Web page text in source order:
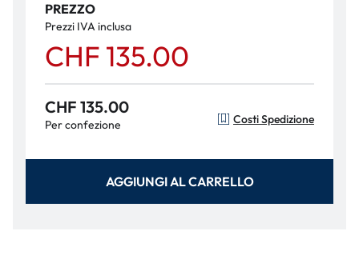
PREZZO
Prezzi IVA inclusa
CHF 135.00
CHF 135.00
Per confezione Costi Spedizione
AGGIUNGI AL CARRELLO